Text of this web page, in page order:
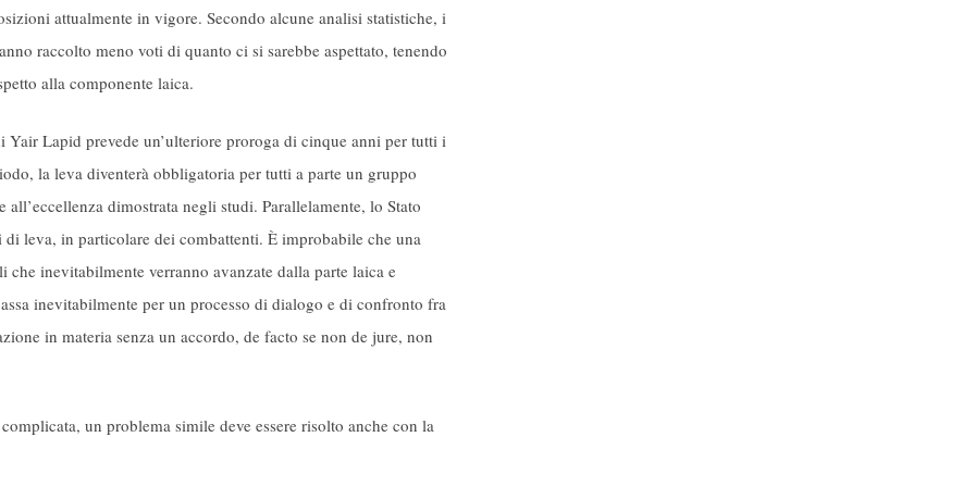
attualmente in vigore. Secondo alcune analisi statistiche, i
raccolto meno voti di quanto ci si sarebbe aspettato, tenendo
alla componente laica.
Lapid prevede un’ulteriore proroga di cinque anni per tutti i
la leva diventerà obbligatoria per tutti a parte un gruppo
all’eccellenza dimostrata negli studi. Parallelamente, lo Stato
leva, in particolare dei combattenti. È improbabile che una
inevitabilmente verranno avanzate dalla parte laica e
inevitabilmente per un processo di dialogo e di confronto fra
in materia senza un accordo, de facto se non de jure, non
un problema simile deve essere risolto anche con la